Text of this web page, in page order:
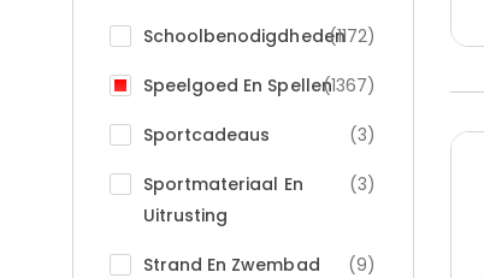
Schoolbenodigdheden(1172)
Speelgoed En Spellen(1367)
Sportcadeaus (3)
Sportmateriaal En
Uitrusting
(3)
Strand En Zwembad (9)